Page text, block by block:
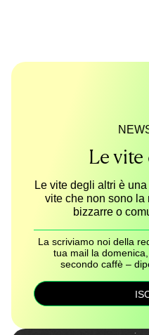
Le
Le vite degli altri è
vite che non sono la
bizzarre o
La scriviamo noi della
tua mail la
secondo caffè –